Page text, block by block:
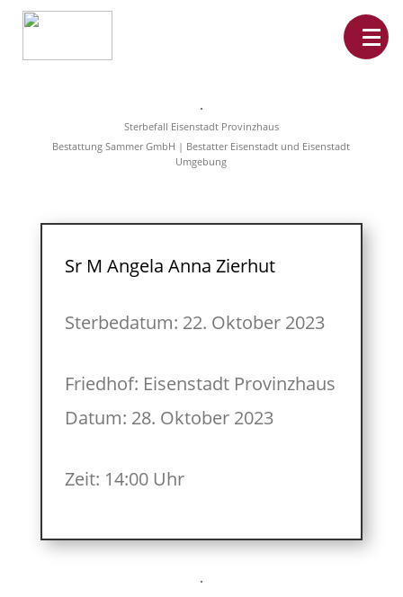
Überführungen
Rat&Hilfe
Sterbefälle
Sterbefall Eisenstadt Provinzhaus
Bestattung Sammer GmbH | Bestatter Eisenstadt und Eisenstadt
Umgebung
Sr M Angela Anna Zierhut
Sterbedatum: 22. Oktober 2023
Friedhof: Eisenstadt Provinzhaus
Datum: 28. Oktober 2023
Zeit: 14:00 Uhr